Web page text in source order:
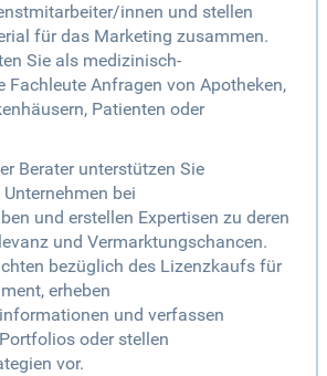
innen und stellen
für das Marketing zusammen.
Sie als medizinisch-
Anfragen von Apotheken,
Patienten oder
Berater unterstützen Sie
bei
und erstellen Expertisen zu deren
und Vermarktungschancen.
bezüglich des Lizenzkaufs für
erheben
und verfassen
oder stellen
vor.